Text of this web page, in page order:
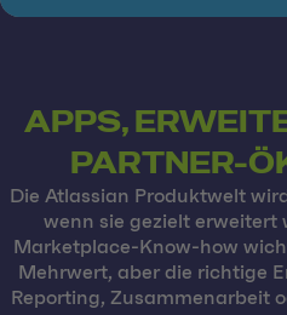
APPS,
PARTNER-
Die Atlassian Produktwelt
wenn sie gezielt erweitert
Marketplace-Know-how
Mehrwert, aber die richtige
Reporting, Zusammenarbeit